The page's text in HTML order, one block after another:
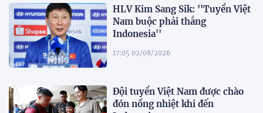
HLV Kim Sang Sik: ''Tuyển Việt
Nam buộc phải thắng
Indonesia''
17:05 02/08/2026
Đội tuyển Việt Nam được chào
đón nồng nhiệt khi đến